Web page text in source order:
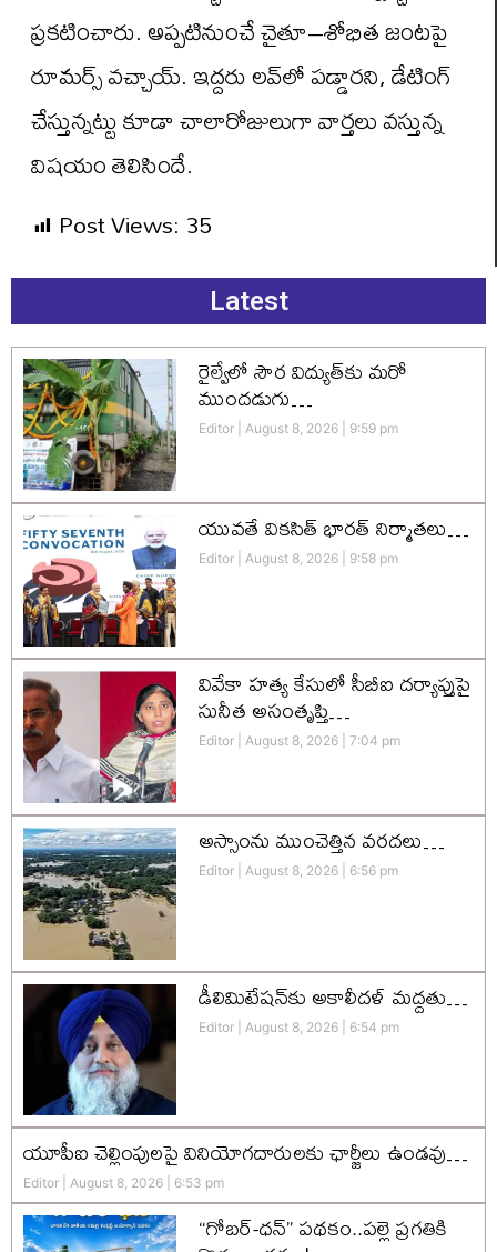
ప్రకటించారు. అప్పటినుంచే చైతూ–శోభిత జంటపై
రూమర్స్‌ వచ్చాయ్‌. ఇద్దరు లవ్‌లో పడ్డారని, డేటింగ్‌
చేస్తున్నట్టు కూడా చాలారోజులుగా వార్తలు వస్తున్న
విషయం తెలిసిందే.
Post Views: 35
Latest
రైల్వేలో సౌర విద్యుత్‌కు మరో
ముందడుగు…
Editor August 8, 2026 9:59 pm
యువతే వికసిత్‌ భారత్‌ నిర్మాతలు…
Editor August 8, 2026 9:58 pm
వివేకా హత్య కేసులో సీబీఐ దర్యాప్తుపై
సునీత అసంతృప్తి…
Editor August 8, 2026 7:04 pm
అస్సాంను ముంచెత్తిన వరదలు…
Editor August 8, 2026 6:56 pm
డీలిమిటేషన్‌కు అకాలీదళ్‌ మద్దతు…
Editor August 8, 2026 6:54 pm
యూపీఐ చెల్లింపులపై వినియోగదారులకు ఛార్జీలు ఉండవు…
Editor August 8, 2026 6:53 pm
“గోబర్-ధన్” పథకం..పల్లె ప్రగతికి